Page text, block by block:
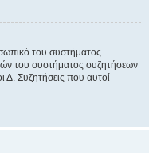
του συστήματος
του συστήματος συζητήσεων
Δ. Συζητήσεις που αυτοί